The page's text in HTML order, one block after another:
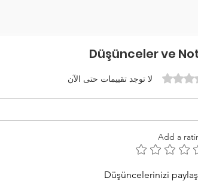
Düşünceler ve
أصل 5 نجوم. لا توجد تقييمات حتى الآن
Add a
Düşüncelerinizi